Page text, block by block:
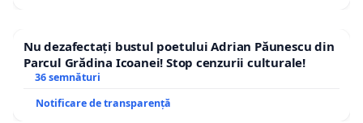
Nu dezafectați bustul poetului Adrian Păunescu din
Parcul Grădina Icoanei! Stop cenzurii culturale!
36 semnături
Notificare de transparență